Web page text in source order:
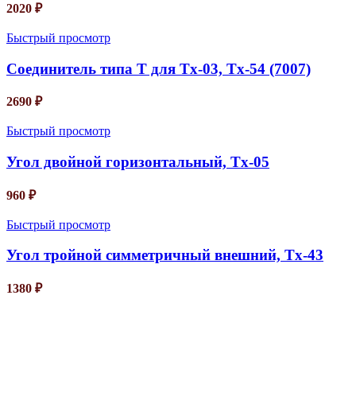
2020 ₽
Быстрый просмотр
Соединитель типа T для Tx-03, Tx-54 (7007)
2690 ₽
Быстрый просмотр
Угол двойной горизонтальный, Tx-05
960 ₽
Быстрый просмотр
Угол тройной симметричный внешний, Tx-43
1380 ₽